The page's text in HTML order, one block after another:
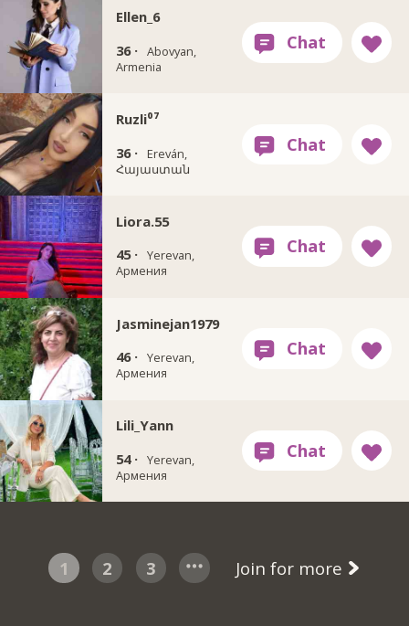
Ellen_6
36 · Abovyan,
Armenia
Ruzli⁰⁷
36 ·
Ereván,
Հայաստան
Liora.55
45 · Yerevan,
Армения
Jasminejan1979
46 · Yerevan,
Армения
Lili_Yann
54 · Yerevan,
Армения
1 2 3 Join for more